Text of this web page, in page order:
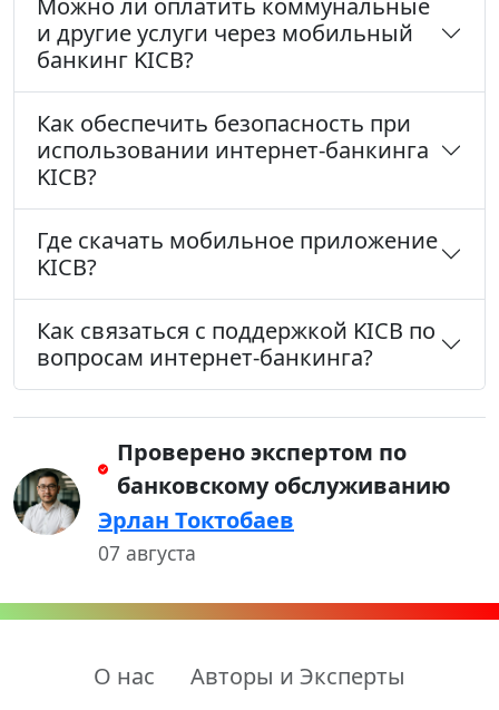
Можно ли оплатить коммунальные
и другие услуги через мобильный
банкинг KICB?
Как обеспечить безопасность при
использовании интернет-банкинга
KICB?
Где скачать мобильное приложение
KICB?
Как связаться с поддержкой KICB по
вопросам интернет-банкинга?
Проверено экспертом по
банковскому обслуживанию
Эрлан Токтобаев
07 августа
О нас
Авторы и Эксперты